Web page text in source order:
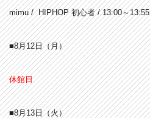
mimu / HIPHOP 初心者 / 13:00～13:55
■8月12日（月）
休館日
■8月13日（火）